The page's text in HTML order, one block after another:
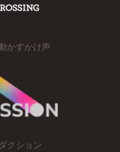
かすかけ声
クション